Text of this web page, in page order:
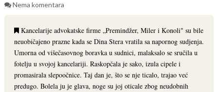
Nema komentara
Kancelarije advokatske firme „Premindžer, Miler i Konoli" su bile
neuobičajeno prazne kada se Dina Stera vratila sa napornog sudjenja.
Umorna od višečasovnog boravka u sudnici, malaksalo se sručila u
fotelju u svojoj kancelariji. Raskopčala je sako, izula cipele i
promasirala slepoočnice. Taj dan je, što se nje ticalo, trajao već
predugo. Bolela ju je glava, noge su joj oticale zbog neudobnih